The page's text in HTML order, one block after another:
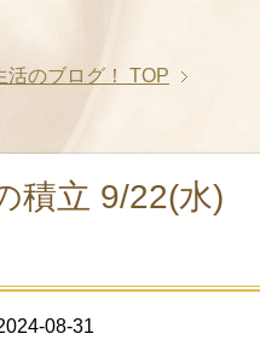
のブログ！
TOP
積立 9/22(水)
08-31